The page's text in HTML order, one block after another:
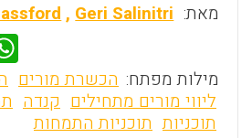
מאת: ,Geri Salinitri
מילות מפתח: הכשרת מורים
ליווי מורים מתחילים קנדה
תוכניות תוכניות התמחות